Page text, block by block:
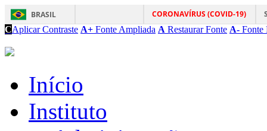
BRASIL CORONAVÍRUS (COVID-19)
CAplicar Contraste A+ Fonte Ampliada A Restaurar Fonte A- Fonte
Início
Instituto